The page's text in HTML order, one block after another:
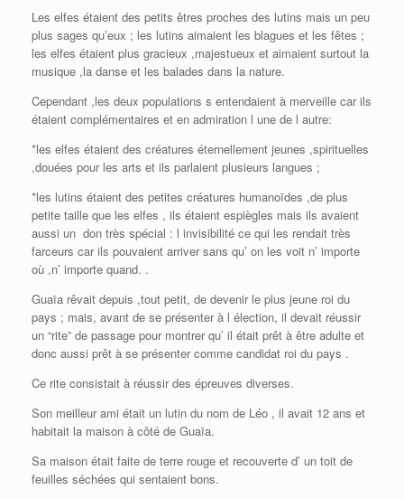
Les elfes étaient des petits êtres proches des lutins mais un peu
plus sages qu’eux ; les lutins aimaient les blagues et les fêtes ;
les elfes étaient plus gracieux ,majestueux et aimaient surtout la
musique ,la danse et les balades dans la nature.
Cependant ,les deux populations s entendaient à merveille car ils
étaient complémentaires et en admiration l une de l autre:
*les elfes étaient des créatures éternellement jeunes ,spirituelles
,douées pour les arts et ils parlaient plusieurs langues ;
*les lutins étaient des petites créatures humanoïdes ,de plus
petite taille que les elfes , ils étaient espiègles mais ils avaient
aussi un don très spécial : l invisibilité ce qui les rendait très
farceurs car ils pouvaient arriver sans qu’ on les voit n’ importe
où ,n’ importe quand. .
Guaïa rêvait depuis ,tout petit, de devenir le plus jeune roi du
pays ; mais, avant de se présenter à l élection, il devait réussir
un “rite” de passage pour montrer qu’ il était prêt à être adulte et
donc aussi prêt à se présenter comme candidat roi du pays .
Ce rite consistait à réussir des épreuves diverses.
Son meilleur ami était un lutin du nom de Léo , il avait 12 ans et
habitait la maison à côté de Guaïa.
Sa maison était faite de terre rouge et recouverte d’ un toit de
feuilles séchées qui sentaient bons.